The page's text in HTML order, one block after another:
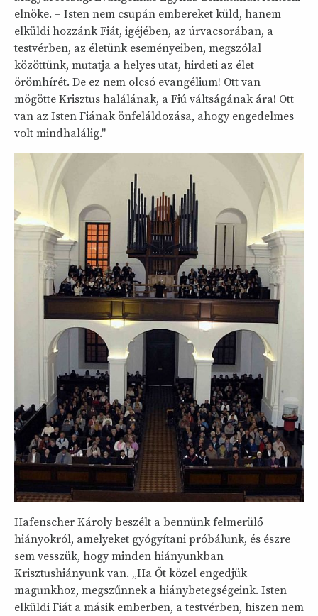
elnöke. – Isten nem csupán embereket küld, hanem
elküldi hozzánk Fiát, igéjében, az úrvacsorában, a
testvérben, az életünk eseményeiben, megszólal
közöttünk, mutatja a helyes utat, hirdeti az élet
örömhírét. De ez nem olcsó evangélium! Ott van
mögötte Krisztus halálának, a Fiú váltságának ára! Ott
van az Isten Fiának önfeláldozása, ahogy engedelmes
volt mindhalálig."
Hafenscher Károly beszélt a bennünk felmerülő
hiányokról, amelyeket gyógyítani próbálunk, és észre
sem vesszük, hogy minden hiányunkban
Krisztushiányunk van. „Ha Őt közel engedjük
magunkhoz, megszűnnek a hiánybetegségeink. Isten
elküldi Fiát a másik emberben, a testvérben, hiszen nem